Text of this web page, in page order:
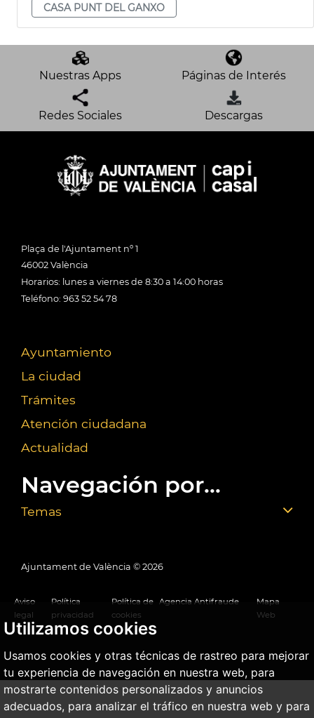
Utilizamos cookies
Usamos cookies y otras técnicas de rastreo para mejorar
tu experiencia de navegación en nuestra web, para
mostrarte contenidos personalizados y anuncios
adecuados, para analizar el tráfico en nuestra web y para
CASA PUNT DEL GANXO
Nuestras Apps Páginas de Interés
Redes Sociales Descargas
Plaça de l'Ajuntament nº 1
46002 València
Horarios: lunes a viernes de 8:30 a 14:00 horas
Teléfono: 963 52 54 78
Ayuntamiento
La ciudad
Trámites
Atención ciudadana
Actualidad
Navegación por...
Temas
Ajuntament de València © 2026
Aviso
legal
Política
privacidad
Política de
cookies
Agencia Antifraude
Mapa
Web